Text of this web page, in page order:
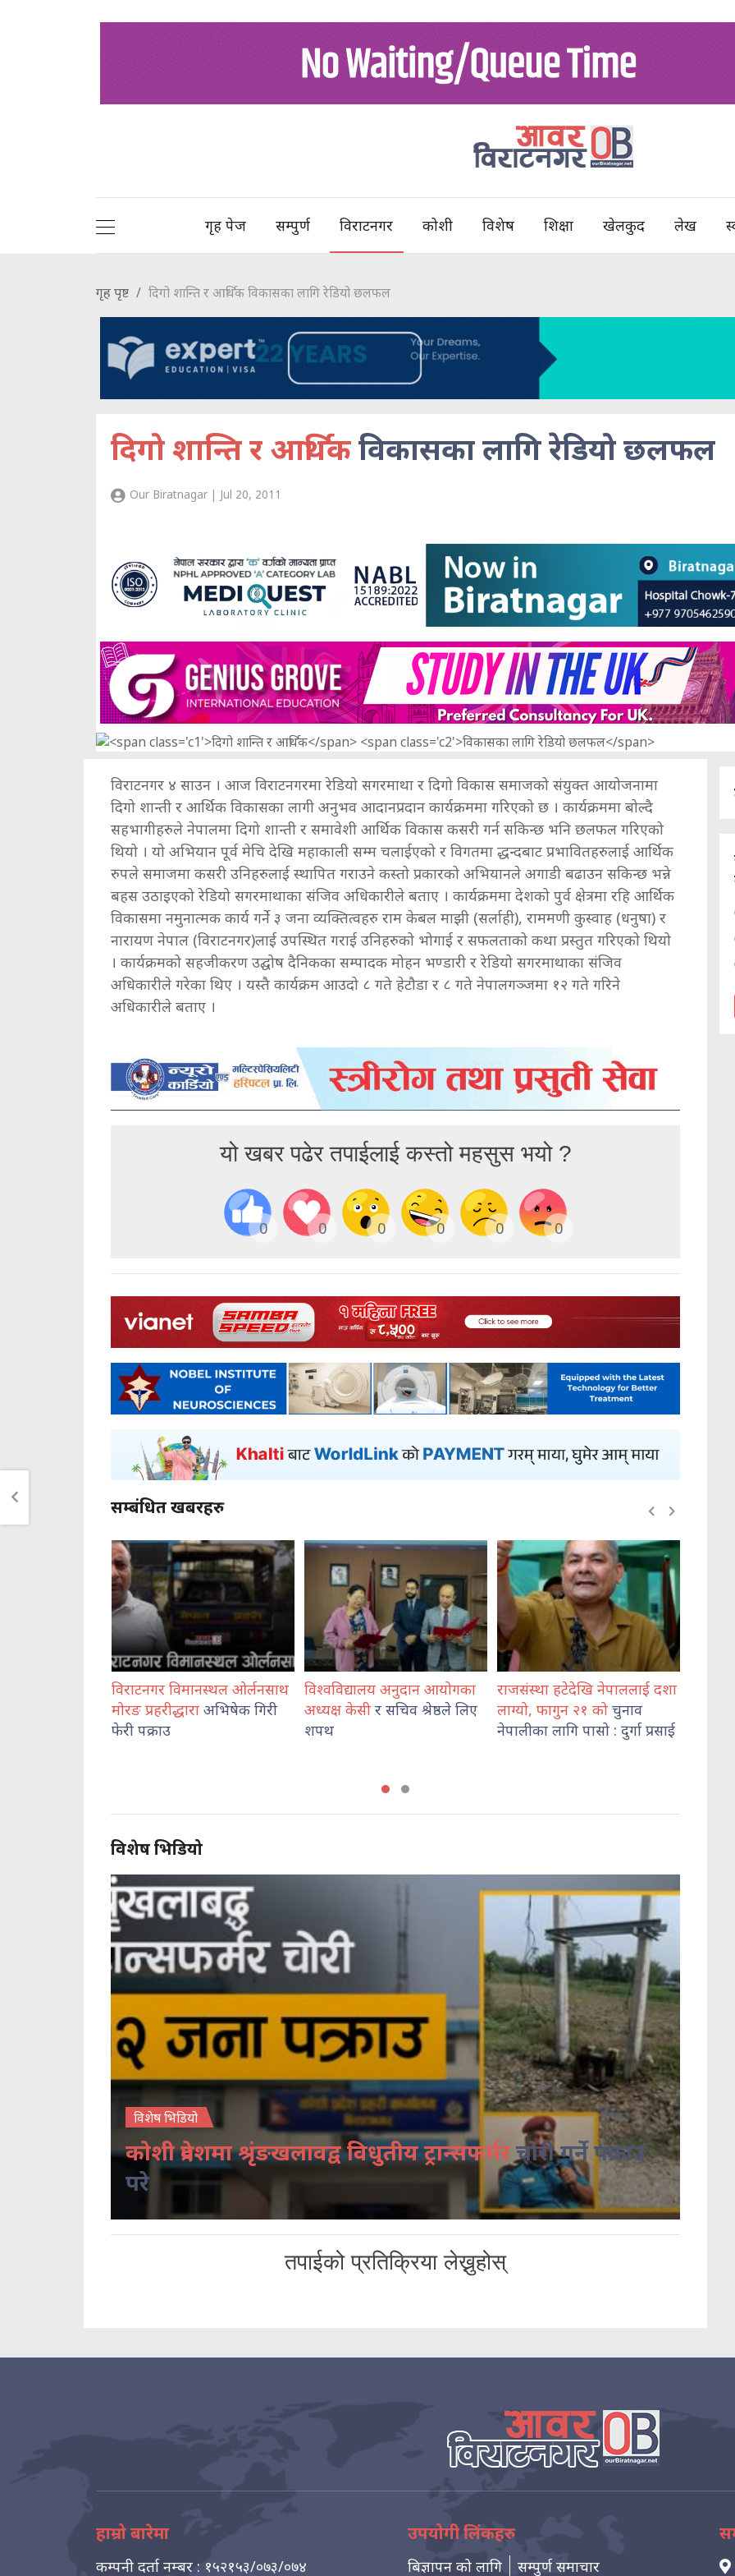
गृह पेज सम्पुर्ण विराटनगर कोशी विशेष शिक्षा खेलकुद लेख
गृह पृष्ट दिगो शान्ति र आर्थिक विकासका लागि रेडियो छलफल
दिगो शान्ति र आर्थिकविकासका लागि रेडियो छलफल
Our Biratnagar | Jul 20, 2011
विराटनगर ४ साउन । आज विराटनगरमा रेडियो सगरमाथा र दिगो विकास समाजको संयुक्त आयोजनामा
दिगो शान्ती र आर्थिक विकासका लागी अनुभव आदानप्रदान कार्यक्रममा गरिएको छ । कार्यक्रममा बोल्दै
सहभागीहरुले नेपालमा दिगो शान्ती र समावेशी आर्थिक विकास कसरी गर्न सकिन्छ भनि छलफल गरिएको
थियो । यो अभियान पूर्व मेचि देखि महाकाली सम्म चलाईएको र विगतमा द्धन्दबाट प्रभावितहरुलाई आर्थिक
रुपले समाजमा कसरी उनिहरुलाई स्थापित गराउने कस्तो प्रकारको अभियानले अगाडी बढाउन सकिन्छ भन्ने
बहस उठाइएको रेडियो सगरमाथाका संजिव अधिकारीले बताए । कार्यक्रममा देशको पुर्व क्षेत्रमा रहि आर्थिक
विकासमा नमुनात्मक कार्य गर्ने ३ जना व्यक्तित्वहरु राम केबल माझी (सर्लाही), राममणी कुस्वाह (धनुषा) र
नारायण नेपाल (विराटनगर)लाई उपस्थित गराई उनिहरुको भोगाई र सफलताको कथा प्रस्तुत गरिएको थियो
। कार्यक्रमको सहजीकरण उद्घोष दैनिकका सम्पादक मोहन भण्डारी र रेडियो सगरमाथाका संजिव
अधिकारीले गरेका थिए । यस्तै कार्यक्रम आउदो ८ गते हेटौडा र ८ गते नेपालगञ्जमा १२ गते गरिने
अधिकारीले बताए ।
यो खबर पढेर तपाईलाई कस्तो महसुस भयो ?
0 0 0 0 0 0
सम्बंधित खबरहरु
विराटनगर विमानस्थल ओर्लनसाथ
मोरङ प्रहरीद्धारा अभिषेक गिरी
फेरी पक्राउ
विश्वविद्यालय अनुदान आयोगका
अध्यक्ष केसी र सचिव श्रेष्ठले लिए
शपथ
राजसंस्था हटेदेखि नेपाललाई दशा
लाग्यो, फागुन २१ को चुनाव
नेपालीका लागि पासो : दुर्गा प्रसाई
विशेष भिडियो
विशेष भिडियो
कोशी प्रदेशमा श्रृंङखलावद्व विधुतीय ट्रान्सफर्मरचोरी गर्ने पक्राउ
परे
तपाईको प्रतिक्रिया लेख्नुहोस्
हाम्रो बारेमा
कम्पनी दर्ता नम्बर : १५२१५३/०७३/०७४
उपयोगी लिंकहरु
बिज्ञापन को लागि सम्पुर्ण समाचार